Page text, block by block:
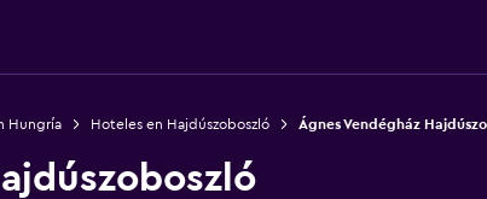
Hungría Hoteles en Hajdúszoboszló Ágnes Vendégház